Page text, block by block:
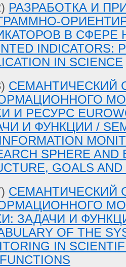
РАЗРАБОТКА И
В СФЕРЕ
INDICATORS:
IN SCIENCE
СЕМАНТИЧЕСКИЙ
И РЕСУРС
И ФУНКЦИИ /
SPHERE AND
GOALS
СЕМАНТИЧЕСКИЙ
ЗАДАЧИ И
OF THE
IN